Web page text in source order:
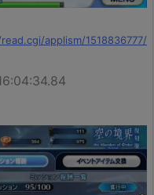
applism/1518836777/